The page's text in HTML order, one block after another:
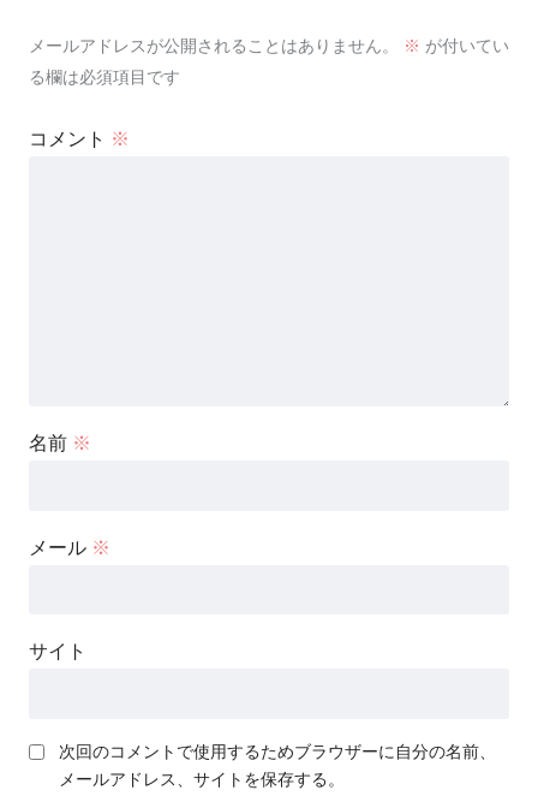
メールアドレスが公開されることはありません。 ※ が付いてい
る欄は必須項目です
コメント ※
名前 ※
メール ※
サイト
次回のコメントで使用するためブラウザーに自分の名前、
メールアドレス、サイトを保存する。